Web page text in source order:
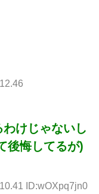
けじゃないし
後悔してるが)
ID:wOXpq7jn0